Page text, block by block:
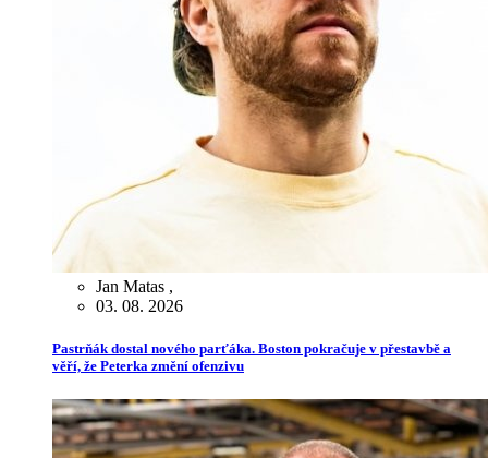
Jan Matas ,
03. 08. 2026
Pastrňák dostal nového parťáka. Boston pokračuje v přestavbě a
věří, že Peterka změní ofenzivu